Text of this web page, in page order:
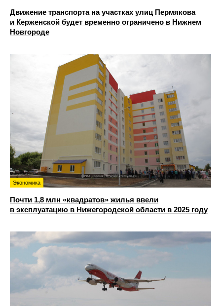
Движение транспорта на участках улиц Пермякова
и Керженской будет временно ограничено в Нижнем
Новгороде
Экономика
Почти 1,8 млн «квадратов» жилья ввели
в эксплуатацию в Нижегородской области в 2025 году